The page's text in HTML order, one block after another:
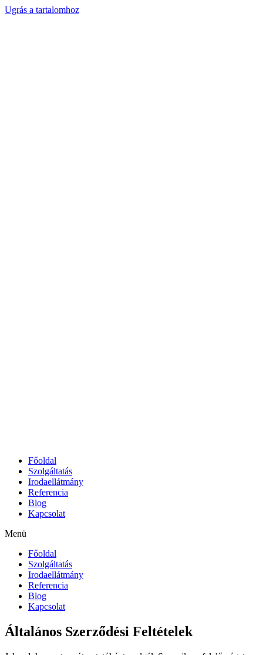
Ugrás a tartalomhoz
Főoldal
Szolgáltatás
Irodaellátmány
Referencia
Blog
Kapcsolat
Menü
Főoldal
Szolgáltatás
Irodaellátmány
Referencia
Blog
Kapcsolat
Általános Szerződési Feltételek